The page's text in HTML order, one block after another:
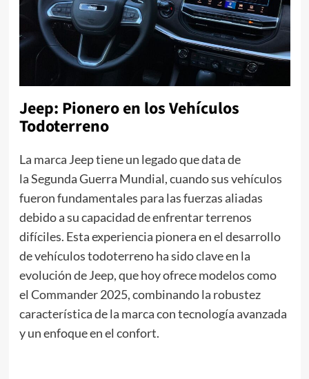
Jeep: Pionero en los Vehículos
Todoterreno
La marca Jeep tiene un legado que data de
la Segunda Guerra Mundial, cuando sus vehículos
fueron fundamentales para las fuerzas aliadas
debido a su capacidad de enfrentar terrenos
difíciles. Esta experiencia pionera en el desarrollo
de vehículos todoterreno ha sido clave en la
evolución de Jeep, que hoy ofrece modelos como
el Commander 2025, combinando la robustez
característica de la marca con tecnología avanzada
y un enfoque en el confort.